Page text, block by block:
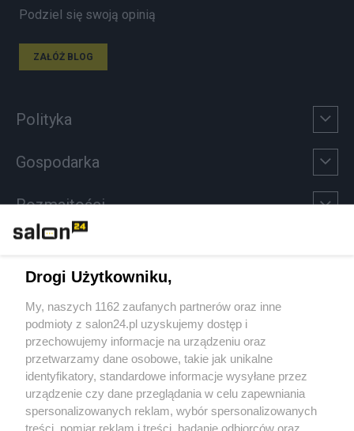
Podziel się swoją opinią
ZAŁÓŻ BLOG
Polityka
Gospodarka
Rozmaitości
Sport
Społeczeństwo
Kultura
Drogi Użytkowniku,
My, naszych 1162 zaufanych partnerów oraz inne
podmioty z salon24.pl uzyskujemy dostęp i
przechowujemy informacje na urządzeniu oraz
przetwarzamy dane osobowe, takie jak unikalne
identyfikatory, standardowe informacje wysyłane przez
urządzenie czy dane przeglądania w celu zapewniania
spersonalizowanych reklam, wybór spersonalizowanych
treści, pomiar reklam i treści, badanie odbiorców oraz